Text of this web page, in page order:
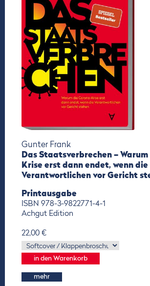
Gunter Frank
Das Staatsverbrechen –
Krise erst dann endet, wenn die
Verantwortlichen vor Gericht
Printausgabe
ISBN 978-3-9822771-4-1
Achgut Edition
22,00 €
mehr